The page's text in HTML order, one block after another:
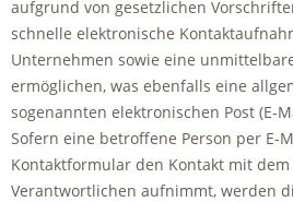
aufgrund von gesetzlichen
schnelle elektronische
Unternehmen sowie eine
ermöglichen, was ebenfalls eine
sogenannten elektronischen Post (E-
Sofern eine betroffene Person per E-
Kontaktformular den Kontakt mit
Verantwortlichen aufnimmt, werden